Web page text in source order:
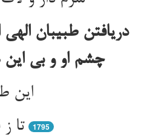
دریافتن طبیبان
چشم او و بی این
این
تا
1795